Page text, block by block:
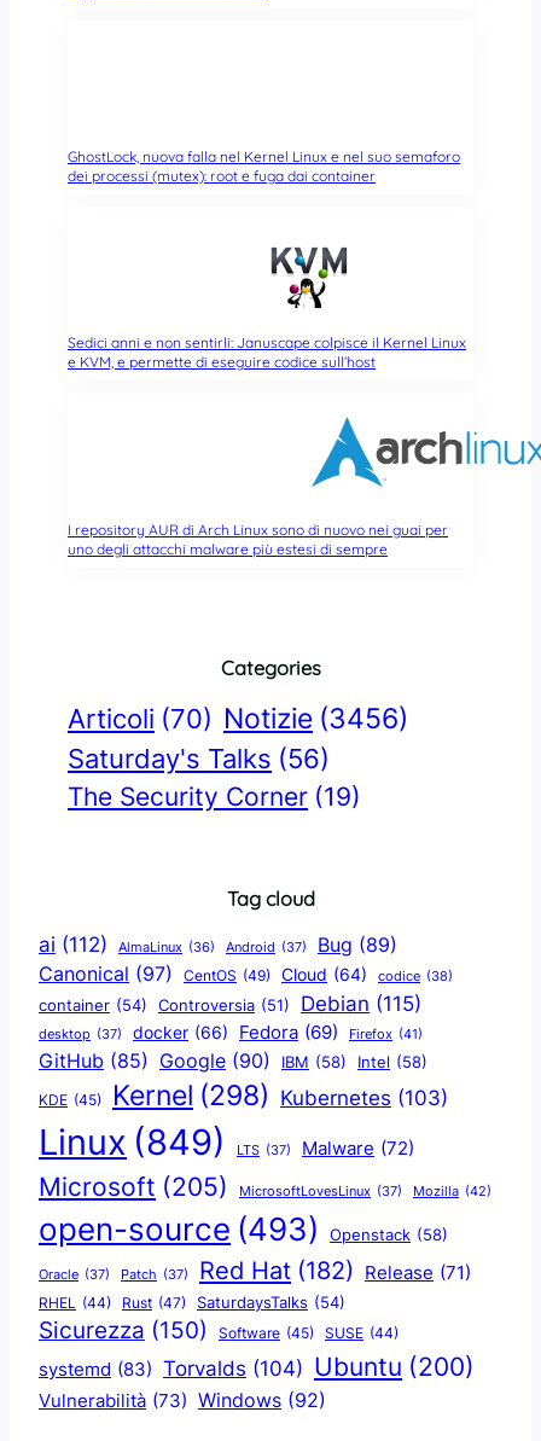
GhostLock, nuova falla nel Kernel Linux e nel suo semaforo
dei processi (mutex): root e fuga dai container
Sedici anni e non sentirli: Januscape colpisce il Kernel Linux
e KVM, e permette di eseguire codice sull’host
I repository AUR di Arch Linux sono di nuovo nei guai per
uno degli attacchi malware più estesi di sempre
Categories
Articoli (70) Notizie (3456)
Saturday's Talks (56)
The Security Corner (19)
Tag cloud
ai (112) AlmaLinux (36) Android (37) Bug (89)
Canonical (97) CentOS (49) Cloud (64) codice (38)
container (54) Controversia (51) Debian (115)
desktop (37) docker (66) Fedora (69) Firefox (41)
GitHub (85) Google (90) IBM (58) Intel (58)
KDE (45) Kernel (298) Kubernetes (103)
Linux (849) LTS (37) Malware (72)
Microsoft (205) MicrosoftLovesLinux (37) Mozilla (42)
open-source (493) Openstack (58)
Oracle (37) Patch (37) Red Hat (182) Release (71)
RHEL (44) Rust (47) SaturdaysTalks (54)
Sicurezza (150) Software (45) SUSE (44)
systemd (83) Torvalds (104) Ubuntu (200)
Vulnerabilità (73) Windows (92)